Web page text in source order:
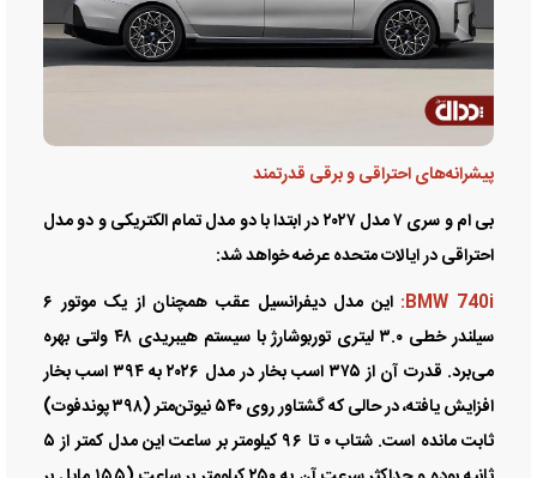
پیشرانه‌های احتراقی و برقی قدرتمند
بی ام و سری ۷ مدل ۲۰۲۷ در ابتدا با دو مدل تمام الکتریکی و دو مدل
احتراقی در ایالات متحده عرضه خواهد شد:
BMW 740i:
این مدل دیفرانسیل عقب همچنان از یک موتور ۶
سیلندر خطی ۳.۰ لیتری توربوشارژ با سیستم هیبریدی ۴۸ ولتی بهره
می‌برد. قدرت آن از ۳۷۵ اسب بخار در مدل ۲۰۲۶ به ۳۹۴ اسب بخار
افزایش یافته، در حالی که گشتاور روی ۵۴۰ نیوتن‌متر (۳۹۸ پوندفوت)
ثابت مانده است. شتاب ۰ تا ۹۶ کیلومتر بر ساعت این مدل کمتر از ۵